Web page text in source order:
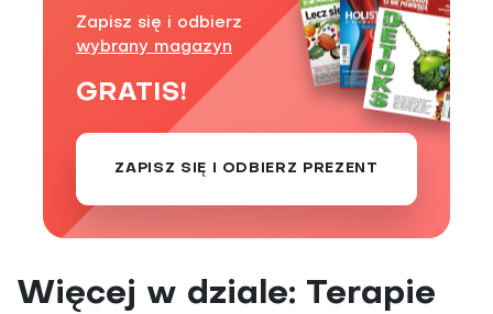
Zapisz się i odbierz
wybrany magazyn
GRATIS!
ZAPISZ SIĘ I ODBIERZ PREZENT
Więcej w dziale: Terapie